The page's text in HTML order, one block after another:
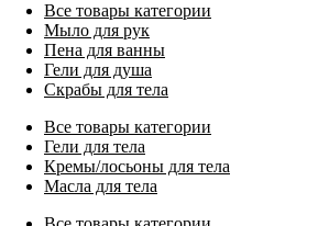
Все товары категории
Мыло для рук
Пена для ванны
Гели для душа
Скрабы для тела
Все товары категории
Гели для тела
Кремы/лосьоны для тела
Масла для тела